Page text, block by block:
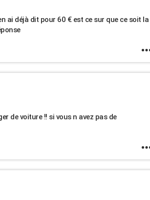
ai déjà dit pour 60 € est ce sur que ce soit la
de voiture !! si vous n avez pas de